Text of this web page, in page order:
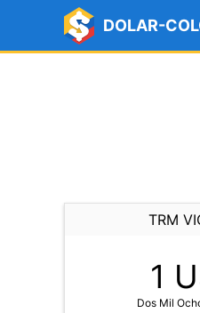
DOLAR-
TRM
1
Dos Mil